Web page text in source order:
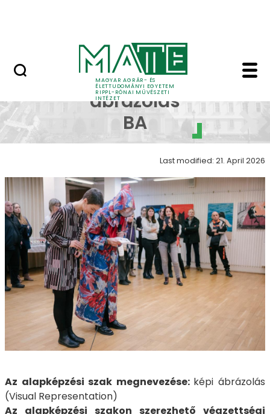
MAGYAR AGRÁR- ÉS
ÉLETTUDOMÁNYI EGYETEM
RIPPL-RÓNAI MŰVÉSZETI
INTÉZET
Kiállításlátogatások -
Képi
ábrázolás
BA
Last modified: 21. April 2026
Az alapképzési szak megnevezése: képi ábrázolás
(Visual Representation)
Az alapképzési szakon szerezhető végzettségi